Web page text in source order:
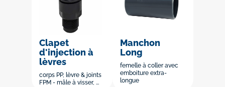
Clapet
d'injection à
lèvres
corps PP, lèvre & joints
FPM - mâle à visser, ...
Manchon
Long
femelle à coller avec
emboiture extra-
longue